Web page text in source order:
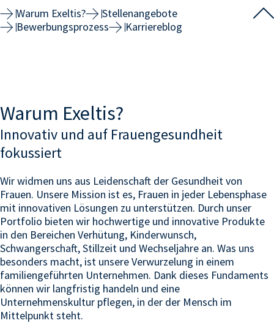
Warum Exeltis?
Stellenangebote
Bewerbungsprozess
Karriereblog
Warum Exeltis?
Innovativ und auf Frauengesundheit
fokussiert
Wir widmen uns aus Leidenschaft der Gesundheit von
Frauen. Unsere Mission ist es, Frauen in jeder Lebensphase
mit innovativen Lösungen zu unterstützen. Durch unser
Portfolio bieten wir hochwertige und innovative Produkte
in den Bereichen Verhütung, Kinderwunsch,
Schwangerschaft, Stillzeit und Wechseljahre an. Was uns
besonders macht, ist unsere Verwurzelung in einem
familiengeführten Unternehmen. Dank dieses Fundaments
können wir langfristig handeln und eine
Unternehmenskultur pflegen, in der der Mensch im
Mittelpunkt steht.